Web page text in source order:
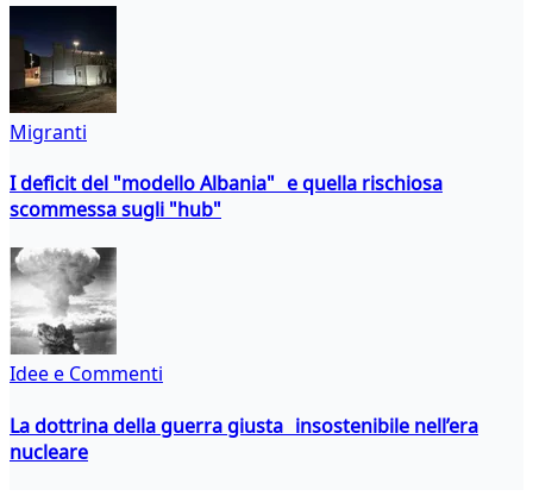
Migranti
I deficit del "modello Albania" e quella rischiosa
scommessa sugli "hub"
Idee e Commenti
La dottrina della guerra giusta insostenibile nell’era
nucleare